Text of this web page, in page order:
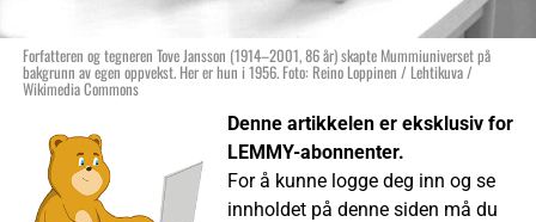
Forfatteren og tegneren Tove Jansson (1914–2001, 86 år) skapte Mummiuniverset på
bakgrunn av egen oppvekst. Her er hun i 1956. Foto: Reino Loppinen / Lehtikuva /
Wikimedia Commons
Denne artikkelen er eksklusiv for
LEMMY-abonnenter.
For å kunne logge deg inn og se
innholdet på denne siden må du